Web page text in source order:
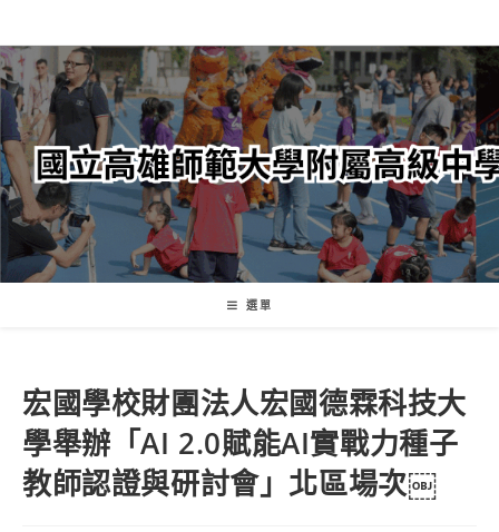
轉
至
主
內
容
選單
宏國學校財團法人宏國德霖科技大
學舉辦「AI 2.0賦能AI實戰力種子
教師認證與研討會」北區場次￼